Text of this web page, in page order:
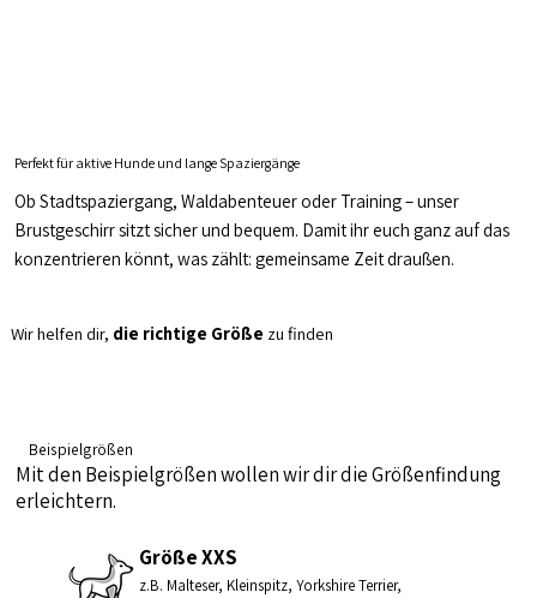
Perfekt für aktive Hunde und lange Spaziergänge
Ob Stadtspaziergang, Waldabenteuer oder Training – unser
Brustgeschirr sitzt sicher und bequem. Damit ihr euch ganz auf das
konzentrieren könnt, was zählt: gemeinsame Zeit draußen.
Wir helfen dir, die richtige Größe zu finden
Beispielgrößen
Mit den Beispielgrößen wollen wir dir die Größenfindung
erleichtern.
Größe XXS
z.B. Malteser, Kleinspitz, Yorkshire Terrier,